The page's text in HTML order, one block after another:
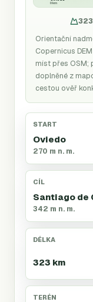
0 km
Orientační
Copernicus
míst přes OSM;
doplněné z
cestou ověř
START
Oviedo
270 m n. m.
CÍL
Santiago de
342 m n. m.
DÉLKA
323 km
TERÉN